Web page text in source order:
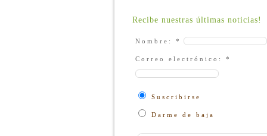
Recibe nuestras últimas noticias!
Nombre: *
Correo electrónico: *
Suscribirse
Darme de baja